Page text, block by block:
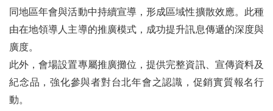
同地區年會與活動中持續宣導，形成區域性擴散效應。此種
由在地領導人主導的推廣模式，成功提升訊息傳遞的深度與
廣度。
此外，會場設置專屬推廣攤位，提供完整資訊、宣傳資料及
紀念品，強化參與者對台北年會之認識，促銷實質報名行
動。